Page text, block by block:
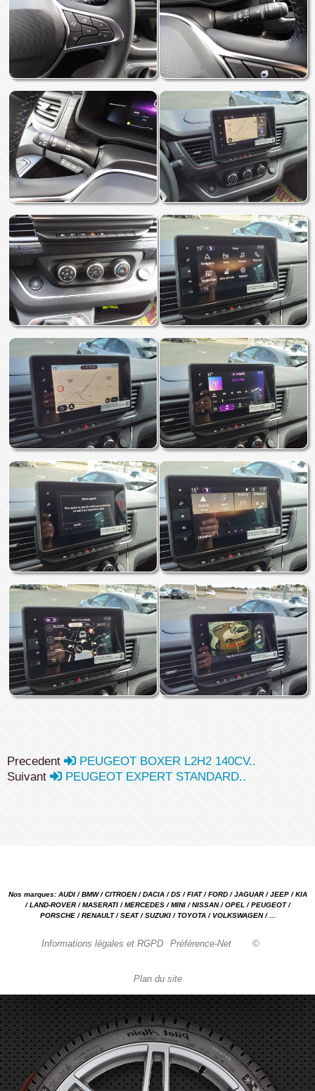
Precedent
PEUGEOT BOXER L2H2 140CV..
Suivant
PEUGEOT EXPERT STANDARD..
Nos marques: AUDI / BMW / CITROEN / DACIA / DS / FIAT / FORD / JAGUAR / JEEP / KIA
/ LAND-ROVER / MASERATI / MERCEDES / MINI / NISSAN / OPEL / PEUGEOT /
PORSCHE / RENAULT / SEAT / SUZUKI / TOYOTA / VOLKSWAGEN / ...
Informations légales et RGPD Préférence-Net ©
Plan du site
Garage automobile Reparation, entretien, carrosserie, concessionnaire Loire 42